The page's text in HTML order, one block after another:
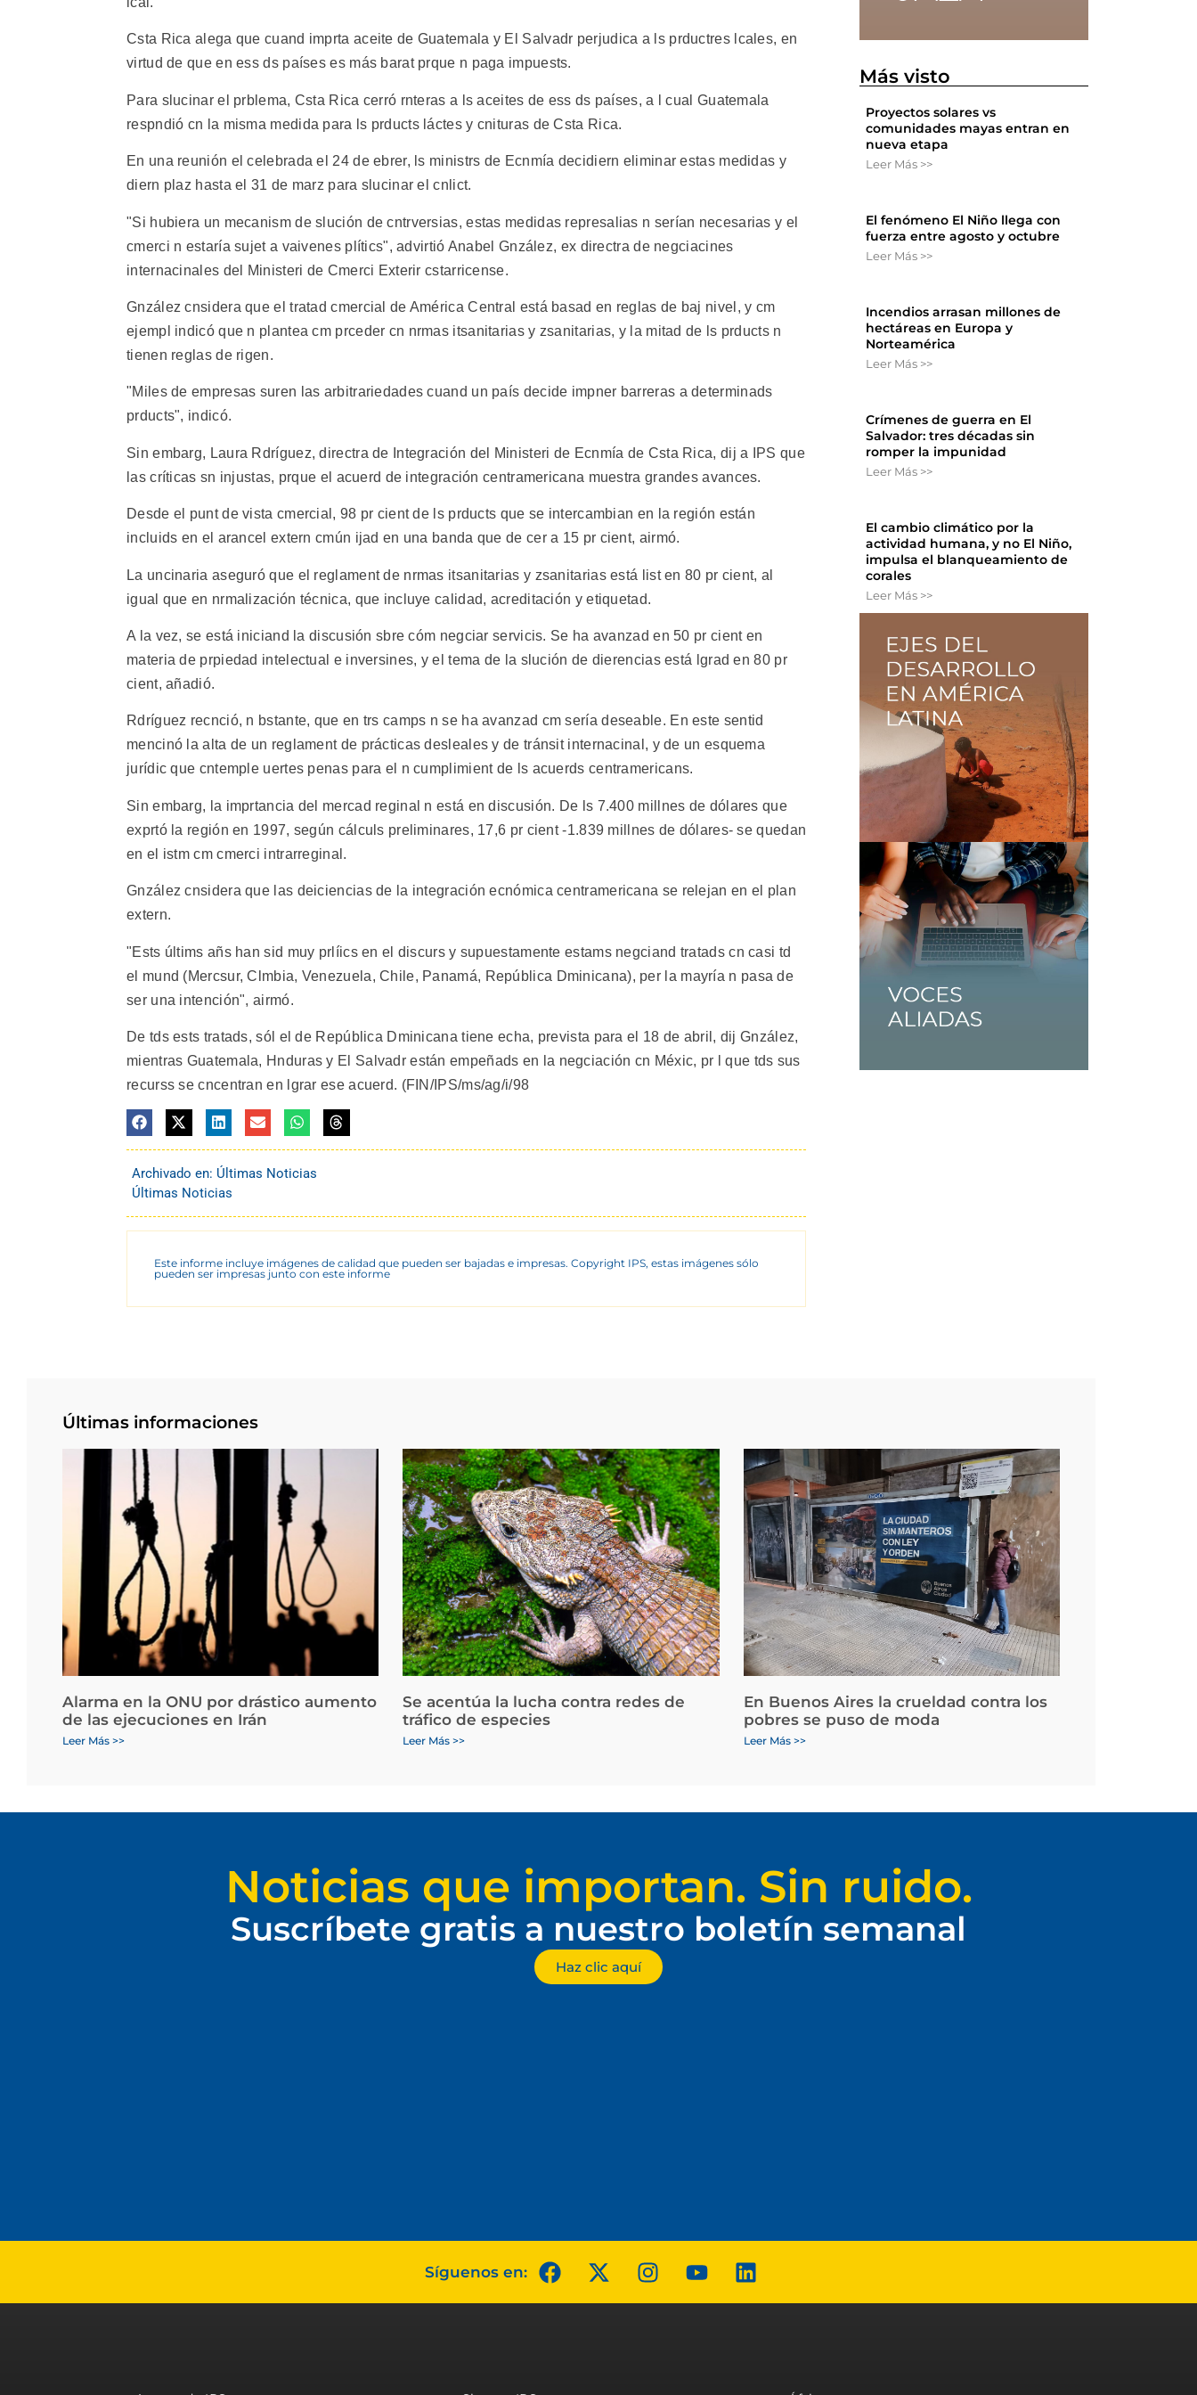
Csta Rica alega que cuand imprta aceite de Guatemala y El Salvadr perjudica a ls prductres lcales, en
virtud de que en ess ds países es más barat prque n paga impuests.
Para slucinar el prblema, Csta Rica cerró rnteras a ls aceites de ess ds países, a l cual Guatemala
respndió cn la misma medida para ls prducts láctes y cnituras de Csta Rica.
En una reunión el celebrada el 24 de ebrer, ls ministrs de Ecnmía decidiern eliminar estas medidas y
diern plaz hasta el 31 de marz para slucinar el cnlict.
"Si hubiera un mecanism de slución de cntrversias, estas medidas represalias n serían necesarias y el
cmerci n estaría sujet a vaivenes plítics", advirtió Anabel Gnzález, ex directra de negciacines
internacinales del Ministeri de Cmerci Exterir cstarricense.
Gnzález cnsidera que el tratad cmercial de América Central está basad en reglas de baj nivel, y cm
ejempl indicó que n plantea cm prceder cn nrmas itsanitarias y zsanitarias, y la mitad de ls prducts n
tienen reglas de rigen.
"Miles de empresas suren las arbitrariedades cuand un país decide impner barreras a determinads
prducts", indicó.
Sin embarg, Laura Rdríguez, directra de Integración del Ministeri de Ecnmía de Csta Rica, dij a IPS que
las críticas sn injustas, prque el acuerd de integración centramericana muestra grandes avances.
Desde el punt de vista cmercial, 98 pr cient de ls prducts que se intercambian en la región están
incluids en el arancel extern cmún ijad en una banda que de cer a 15 pr cient, airmó.
La uncinaria aseguró que el reglament de nrmas itsanitarias y zsanitarias está list en 80 pr cient, al
igual que en nrmalización técnica, que incluye calidad, acreditación y etiquetad.
A la vez, se está iniciand la discusión sbre cóm negciar servicis. Se ha avanzad en 50 pr cient en
materia de prpiedad intelectual e inversines, y el tema de la slución de dierencias está lgrad en 80 pr
cient, añadió.
Rdríguez recnció, n bstante, que en trs camps n se ha avanzad cm sería deseable. En este sentid
mencinó la alta de un reglament de prácticas desleales y de tránsit internacinal, y de un esquema
jurídic que cntemple uertes penas para el n cumplimient de ls acuerds centramericans.
Sin embarg, la imprtancia del mercad reginal n está en discusión. De ls 7.400 millnes de dólares que
exprtó la región en 1997, según cálculs preliminares, 17,6 pr cient -1.839 millnes de dólares- se quedan
en el istm cm cmerci intrarreginal.
Gnzález cnsidera que las deiciencias de la integración ecnómica centramericana se relejan en el plan
extern.
"Ests últims añs han sid muy prlíics en el discurs y supuestamente estams negciand tratads cn casi td
el mund (Mercsur, Clmbia, Venezuela, Chile, Panamá, República Dminicana), per la mayría n pasa de
ser una intención", airmó.
De tds ests tratads, sól el de República Dminicana tiene echa, prevista para el 18 de abril, dij Gnzález,
mientras Guatemala, Hnduras y El Salvadr están empeñads en la negciación cn Méxic, pr l que tds sus
recurss se cncentran en lgrar ese acuerd. (FIN/IPS/ms/ag/i/98
Archivado en: Últimas Noticias
Últimas Noticias
Este informe incluye imágenes de calidad que pueden ser bajadas e impresas. Copyright IPS, estas imágenes sólo
pueden ser impresas junto con este informe
Más visto
Proyectos solares vs
comunidades mayas entran en
nueva etapa
Leer Más >>
El fenómeno El Niño llega con
fuerza entre agosto y octubre
Leer Más >>
Incendios arrasan millones de
hectáreas en Europa y
Norteamérica
Leer Más >>
Crímenes de guerra en El
Salvador: tres décadas sin
romper la impunidad
Leer Más >>
El cambio climático por la
actividad humana, y no El Niño,
impulsa el blanqueamiento de
corales
Leer Más >>
Últimas informaciones
Alarma en la ONU por drástico aumento
de las ejecuciones en Irán
Leer Más >>
Se acentúa la lucha contra redes de
tráfico de especies
Leer Más >>
En Buenos Aires la crueldad contra los
pobres se puso de moda
Leer Más >>
Noticias que importan. Sin ruido.
Suscríbete gratis a nuestro boletín semanal
Haz clic aquí
Síguenos en: